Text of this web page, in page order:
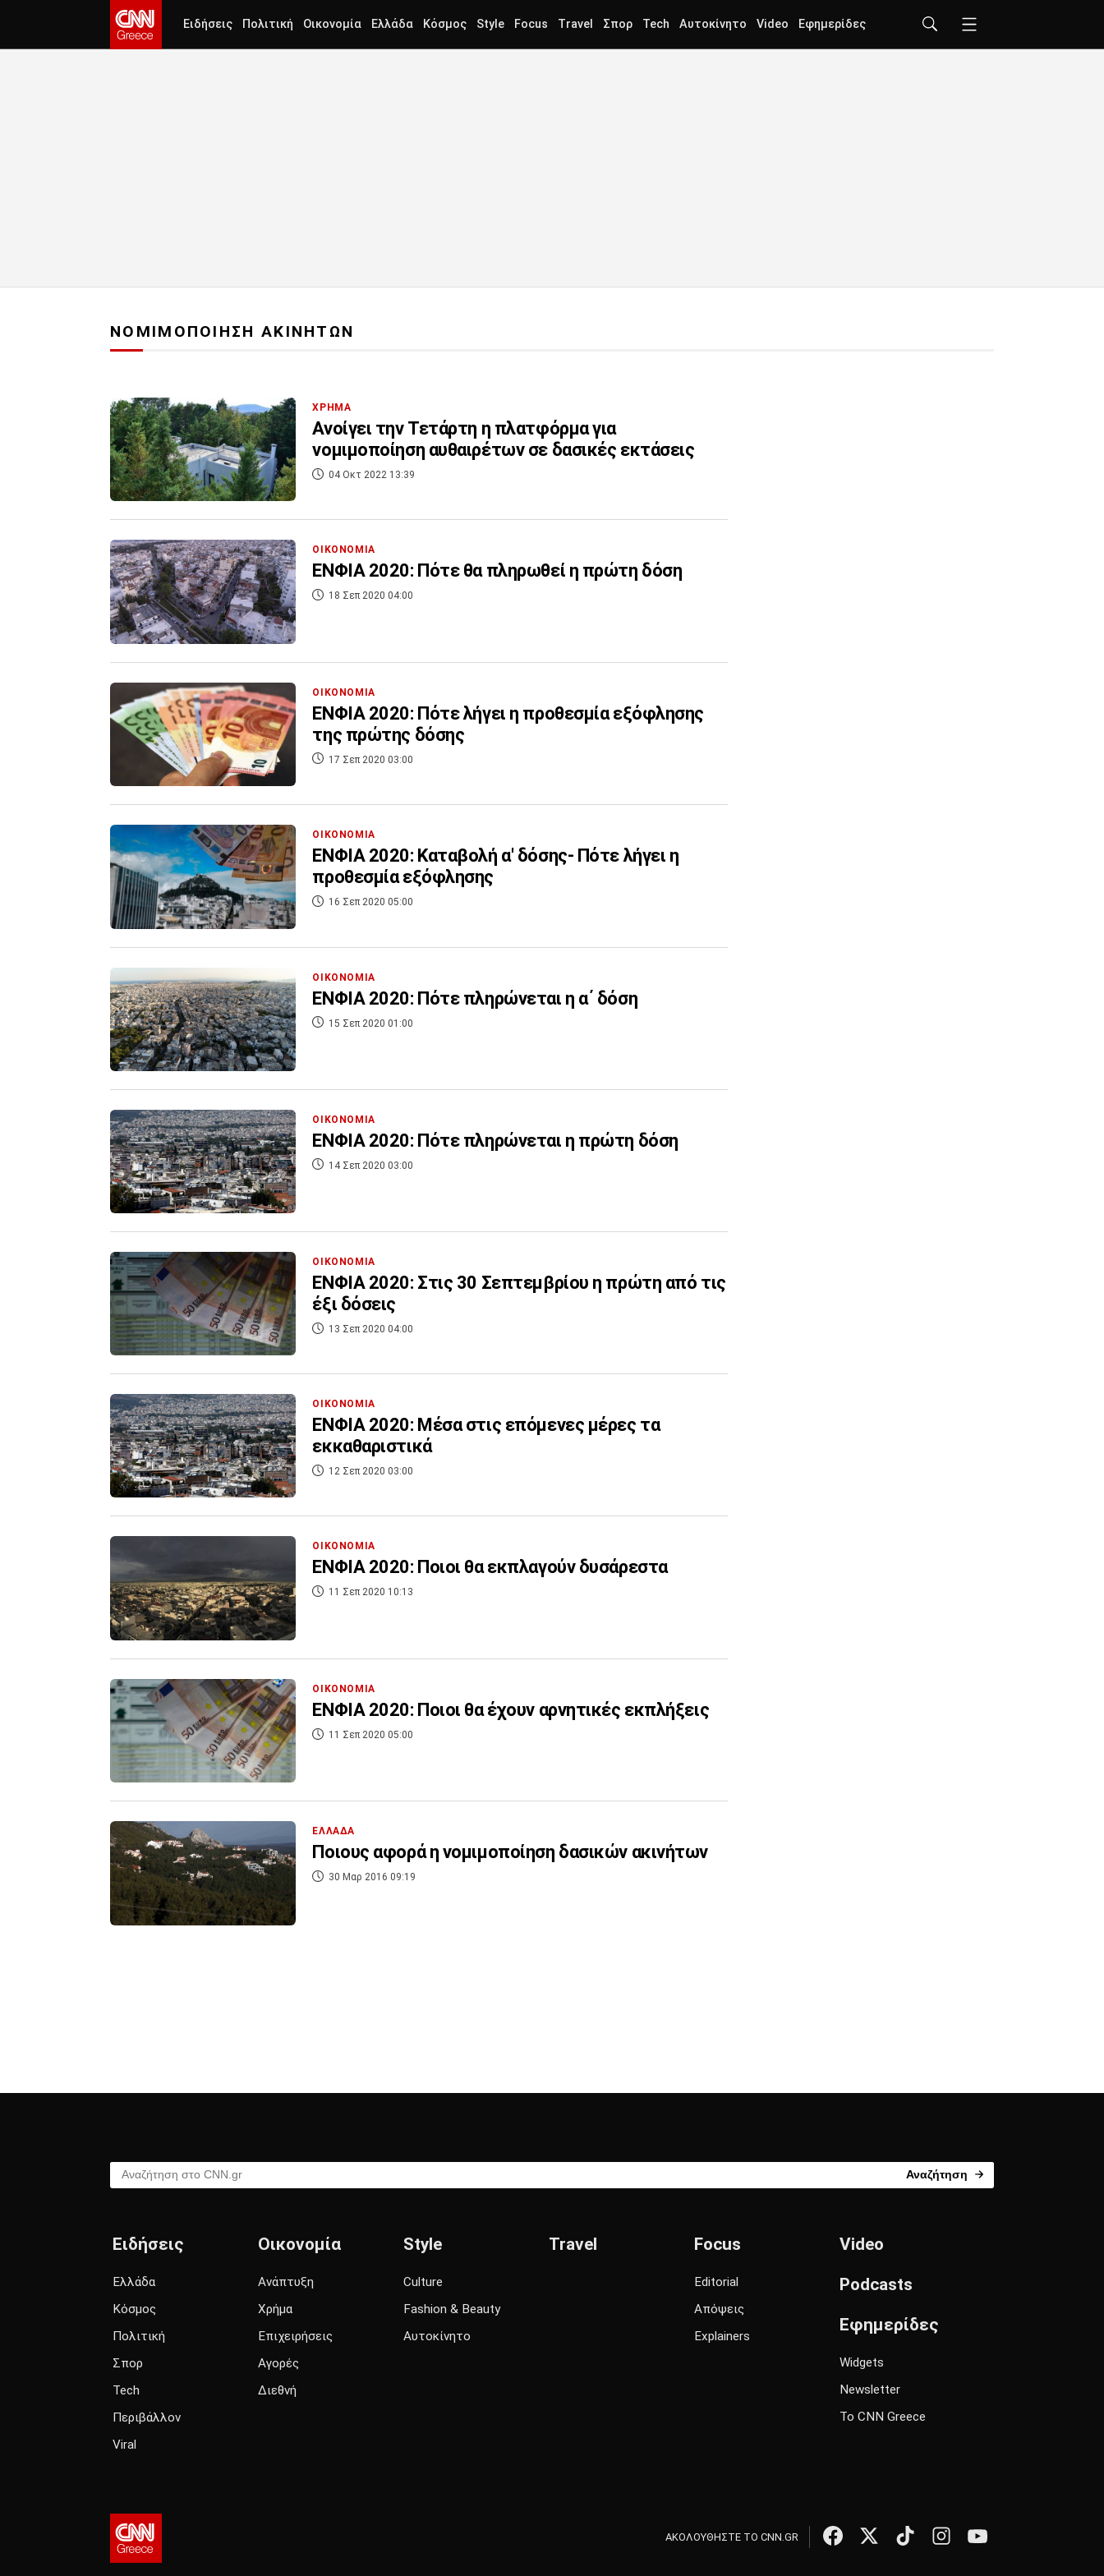
Ειδήσεις Πολιτική Οικονομία Ελλάδα Κόσμος Style Focus Travel Σπορ Tech Αυτοκίνητο Video Εφημερίδες
ΝΟΜΙΜΟΠΟΙΗΣΗ ΑΚΙΝΗΤΩΝ
ΧΡΗΜΑ
Ανοίγει την Τετάρτη η πλατφόρμα για
νομιμοποίηση αυθαιρέτων σε δασικές εκτάσεις
04 Οκτ 2022 13:39
ΟΙΚΟΝΟΜΙΑ
ΕΝΦΙΑ 2020: Πότε θα πληρωθεί η πρώτη δόση
18 Σεπ 2020 04:00
ΟΙΚΟΝΟΜΙΑ
ΕΝΦΙΑ 2020: Πότε λήγει η προθεσμία εξόφλησης
της πρώτης δόσης
17 Σεπ 2020 03:00
ΟΙΚΟΝΟΜΙΑ
ΕΝΦΙΑ 2020: Καταβολή α' δόσης- Πότε λήγει η
προθεσμία εξόφλησης
16 Σεπ 2020 05:00
ΟΙΚΟΝΟΜΙΑ
ΕΝΦΙΑ 2020: Πότε πληρώνεται η α΄ δόση
15 Σεπ 2020 01:00
ΟΙΚΟΝΟΜΙΑ
ΕΝΦΙΑ 2020: Πότε πληρώνεται η πρώτη δόση
14 Σεπ 2020 03:00
ΟΙΚΟΝΟΜΙΑ
ΕΝΦΙΑ 2020: Στις 30 Σεπτεμβρίου η πρώτη από τις
έξι δόσεις
13 Σεπ 2020 04:00
ΟΙΚΟΝΟΜΙΑ
ΕΝΦΙΑ 2020: Μέσα στις επόμενες μέρες τα
εκκαθαριστικά
12 Σεπ 2020 03:00
ΟΙΚΟΝΟΜΙΑ
ΕΝΦΙΑ 2020: Ποιοι θα εκπλαγούν δυσάρεστα
11 Σεπ 2020 10:13
ΟΙΚΟΝΟΜΙΑ
ΕΝΦΙΑ 2020: Ποιοι θα έχουν αρνητικές εκπλήξεις
11 Σεπ 2020 05:00
ΕΛΛΑΔΑ
Ποιους αφορά η νομιμοποίηση δασικών ακινήτων
30 Μαρ 2016 09:19
Αναζήτηση στο CNN.gr Αναζήτηση
Ειδήσεις
Ελλάδα
Κόσμος
Πολιτική
Σπορ
Tech
Περιβάλλον
Viral
Οικονομία
Ανάπτυξη
Χρήμα
Επιχειρήσεις
Αγορές
Διεθνή
Style
Culture
Fashion & Beauty
Αυτοκίνητο
Travel Focus
Editorial
Απόψεις
Explainers
Video
Podcasts
Εφημερίδες
Widgets
Newsletter
Το CNN Greece
ΑΚΟΛΟΥΘΗΣΤΕ ΤΟ CNN.GR